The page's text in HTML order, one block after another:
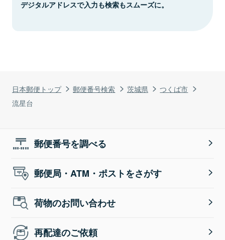
日本郵便トップ 郵便番号検索 茨城県
つくば市
流星台
デジタルアドレスで入力も検索もスムーズに。
郵便番号を調べる
郵便局・ATM・ポストをさがす
荷物のお問い合わせ
再配達のご依頼